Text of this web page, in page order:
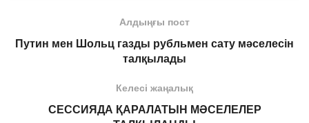
Алдыңғы пост
Путин мен Шольц газды рубльмен сату мәселесін
талқылады
Келесі жаңалық
СЕССИЯДА ҚАРАЛАТЫН МӘСЕЛЕЛЕР